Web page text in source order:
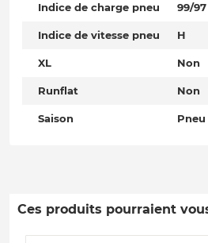
Indice de charge pneu 99/97
Indice de vitesse pneu H
XL Non
Runflat Non
Saison
Ces produits pourraient